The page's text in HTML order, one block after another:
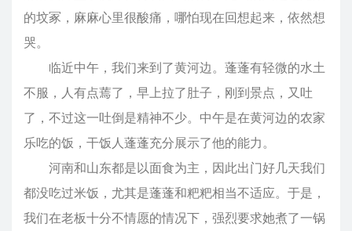
的坟冢，麻麻心里很酸痛，哪怕现在回想起来，依然想
哭。
临近中午，我们来到了黄河边。蓬蓬有轻微的水土
不服，人有点蔫了，早上拉了肚子，刚到景点，又吐
了，不过这一吐倒是精神不少。中午是在黄河边的农家
乐吃的饭，干饭人蓬蓬充分展示了他的能力。
河南和山东都是以面食为主，因此出门好几天我们
都没吃过米饭，尤其是蓬蓬和粑粑相当不适应。于是，
我们在老板十分不情愿的情况下，强烈要求她煮了一锅